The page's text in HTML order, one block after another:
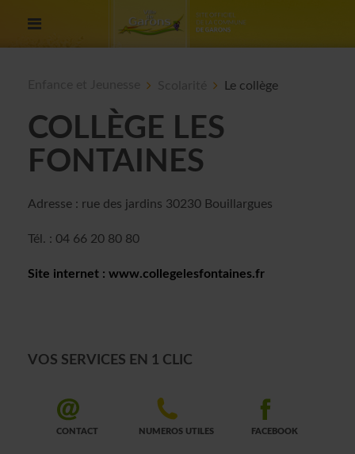
Le collège
COLLÈGE LES
FONTAINES
Adresse : rue des jardins 30230 Bouillargues
Tél. : 04 66 20 80 80
Site internet : www.collegelesfontaines.fr
VOS SERVICES EN 1 CLIC
CONTACT NUMEROS UTILES FACEBOOK